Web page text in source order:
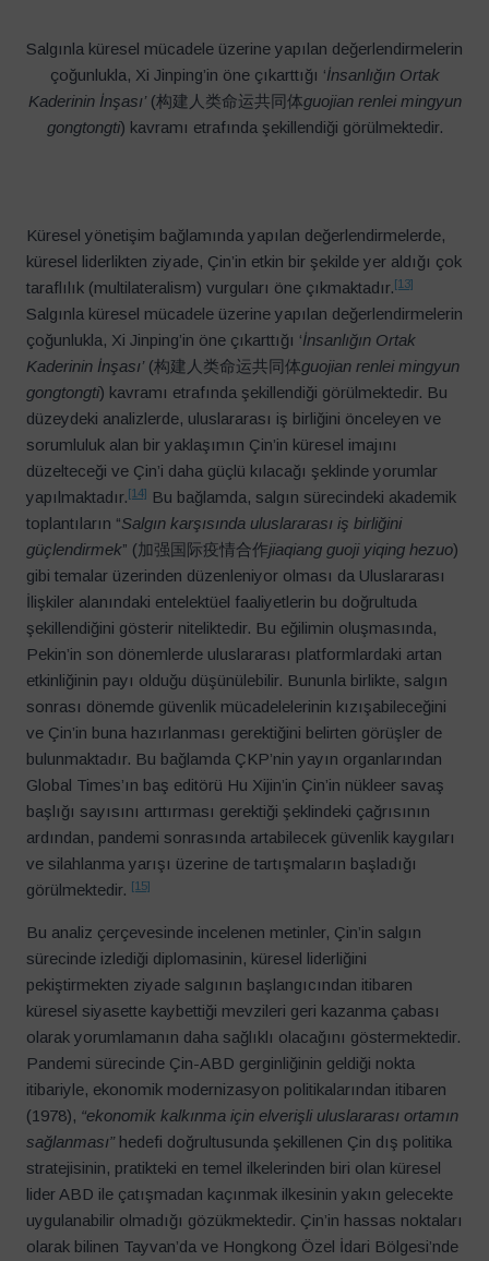
Salgınla küresel mücadele üzerine yapılan değerlendirmelerin
çoğunlukla, Xi Jinping’in öne çıkarttığı ‘İnsanlığın Ortak
Kaderinin İnşası’(构建人类命运共同体guojian renlei mingyun
gongtongti) kavramı etrafında şekillendiği görülmektedir.
Küresel yönetişim bağlamında yapılan değerlendirmelerde,
küresel liderlikten ziyade, Çin’in etkin bir şekilde yer aldığı çok
taraflılık (multilateralism) vurguları öne çıkmaktadır.[13]
Salgınla küresel mücadele üzerine yapılan değerlendirmelerin
çoğunlukla, Xi Jinping’in öne çıkarttığı ‘İnsanlığın Ortak
Kaderinin İnşası’(构建人类命运共同体guojian renlei mingyun
gongtongti) kavramı etrafında şekillendiği görülmektedir. Bu
düzeydeki analizlerde, uluslararası iş birliğini önceleyen ve
sorumluluk alan bir yaklaşımın Çin’in küresel imajını
düzelteceği ve Çin’i daha güçlü kılacağı şeklinde yorumlar
yapılmaktadır.[14] Bu bağlamda, salgın sürecindeki akademik
toplantıların “Salgın karşısında uluslararası iş birliğini
güçlendirmek” (加强国际疫情合作jiaqiang guoji yiqing hezuo)
gibi temalar üzerinden düzenleniyor olması da Uluslararası
İlişkiler alanındaki entelektüel faaliyetlerin bu doğrultuda
şekillendiğini gösterir niteliktedir. Bu eğilimin oluşmasında,
Pekin’in son dönemlerde uluslararası platformlardaki artan
etkinliğinin payı olduğu düşünülebilir. Bununla birlikte, salgın
sonrası dönemde güvenlik mücadelelerinin kızışabileceğini
ve Çin’in buna hazırlanması gerektiğini belirten görüşler de
bulunmaktadır. Bu bağlamda ÇKP’nin yayın organlarından
Global Times’ın baş editörü Hu Xijin’in Çin’in nükleer savaş
başlığı sayısını arttırması gerektiği şeklindeki çağrısının
ardından, pandemi sonrasında artabilecek güvenlik kaygıları
ve silahlanma yarışı üzerine de tartışmaların başladığı
görülmektedir. [15]
Bu analiz çerçevesinde incelenen metinler, Çin’in salgın
sürecinde izlediği diplomasinin, küresel liderliğini
pekiştirmekten ziyade salgının başlangıcından itibaren
küresel siyasette kaybettiği mevzileri geri kazanma çabası
olarak yorumlamanın daha sağlıklı olacağını göstermektedir.
Pandemi sürecinde Çin-ABD gerginliğinin geldiği nokta
itibariyle, ekonomik modernizasyon politikalarından itibaren
(1978), “ekonomik kalkınma için elverişli uluslararası ortamın
sağlanması”hedefi doğrultusunda şekillenen Çin dış politika
stratejisinin, pratikteki en temel ilkelerinden biri olan küresel
lider ABD ile çatışmadan kaçınmak ilkesinin yakın gelecekte
uygulanabilir olmadığı gözükmektedir. Çin’in hassas noktaları
olarak bilinen Tayvan’da ve Hongkong Özel İdari Bölgesi’nde